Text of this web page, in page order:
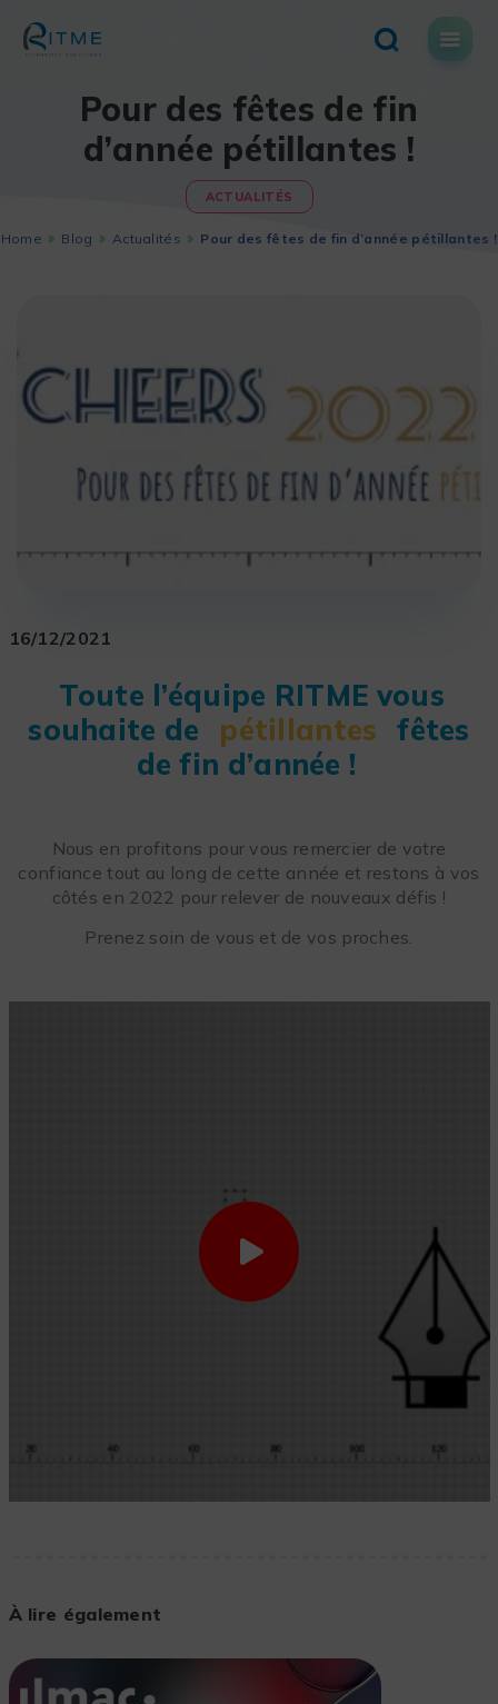
content
Pour des fêtes de fin
d’année pétillantes !
ACTUALITÉS
Home Blog Actualités Pour des fêtes de fin d’année pétillantes !
16/12/2021
Toute l’équipe RITME vous
souhaite de
pétillantes fêtes
de fin d’année !
Nous en profitons pour vous remercier de votre
confiance tout au long de cette année et restons à vos
côtés en 2022 pour relever de nouveaux défis !
Prenez soin de vous et de vos proches.
À lire également